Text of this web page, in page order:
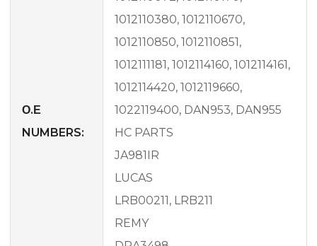
Ο.Ε
NUMBERS:
1012110380, 1012110670,
1012110850, 1012110851,
1012111181, 1012114160, 1012114161,
1012114420, 1012119660,
1022119400, DAN953, DAN955
HC PARTS
JA981IR
LUCAS
LRB00211, LRB211
REMY